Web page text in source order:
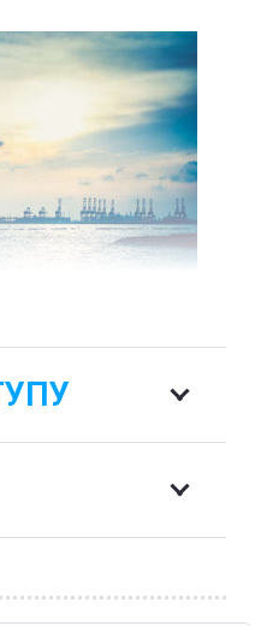
пропонує
флоту в
(097)1137629